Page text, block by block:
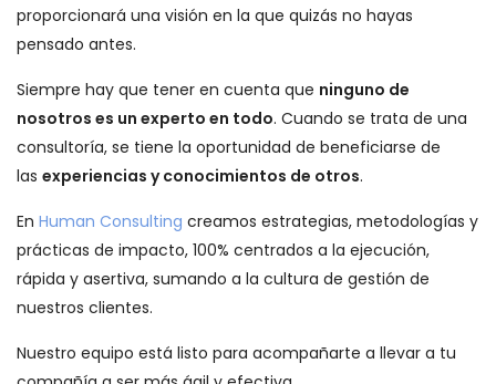
proporcionará una visión en la que quizás no hayas
pensado antes.
Siempre hay que tener en cuenta que ninguno de
nosotros es un experto en todo. Cuando se trata de una
consultoría, se tiene la oportunidad de beneficiarse de
las experiencias y conocimientos de otros.
En Human Consulting creamos estrategias, metodologías y
prácticas de impacto, 100% centrados a la ejecución,
rápida y asertiva, sumando a la cultura de gestión de
nuestros clientes.
Nuestro equipo está listo para acompañarte a llevar a tu